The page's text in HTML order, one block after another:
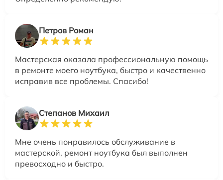
Петров Роман
Мастерская оказала профессиональную помощь
в ремонте моего ноутбука, быстро и качественно
исправив все проблемы. Спасибо!
Степанов Михаил
Мне очень понравилось обслуживание в
мастерской, ремонт ноутбука был выполнен
превосходно и быстро.